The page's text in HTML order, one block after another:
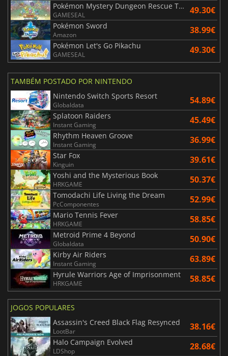
Pokémon Mystery Dungeon Rescue Team DX
GAMESEAL 49.30€
Pokémon Sword
Amazon 38.99€
Pokémon Let's Go Pikachu
GAMESEAL 49.30€
TAMBÉM POSTADO POR NINTENDO
Nintendo Switch Sports Resort
Globaldata 54.89€
Splatoon Raiders
Instant Gaming 45.49€
Rhythm Heaven Groove
Instant Gaming 36.99€
Star Fox
Kinguin 39.61€
Yoshi and the Mysterious Book
HRKGAME 50.37€
Tomodachi Life Living the Dream
PcComponentes 52.99€
Mario Tennis Fever
HRKGAME 58.85€
Metroid Prime 4 Beyond
Globaldata 50.90€
Kirby Air Riders
Instant Gaming 63.89€
Hyrule Warriors Age of Imprisonment
HRKGAME 58.85€
JOGOS POPULARES
Assassin's Creed Black Flag Resynced
LootBar 38.16€
Halo Campaign Evolved
LDShop 28.68€